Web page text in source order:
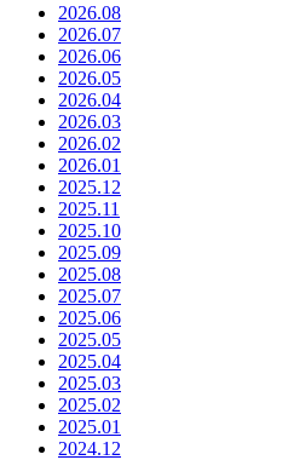
2026.08
2026.07
2026.06
2026.05
2026.04
2026.03
2026.02
2026.01
2025.12
2025.11
2025.10
2025.09
2025.08
2025.07
2025.06
2025.05
2025.04
2025.03
2025.02
2025.01
2024.12